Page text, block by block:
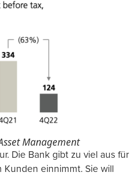
Management
Die Bank gibt zu viel aus für
Kunden einnimmt. Sie will